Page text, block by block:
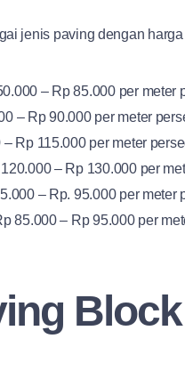
jenis paving dengan
– Rp 85.000 per meter
– Rp 90.000 per meter
Rp 115.000 per meter
– Rp 130.000 per
– Rp. 95.000 per meter
85.000 – Rp 95.000 per